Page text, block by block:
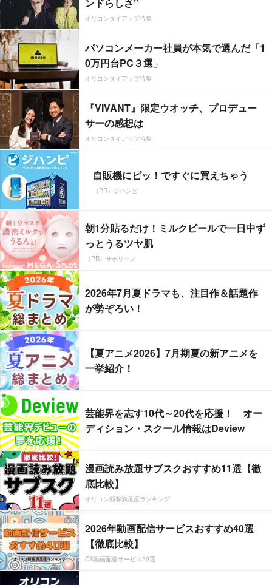
オリコンタイアップ特集
パソコンメーカー社員が本気で選んだ「1
0万円台PC３選」
オリコンタイアップ特集
『VIVANT』限定ウオッチ、プロデュー
サーの感想は
オリコンタイアップ特集
自販機にピッ！ですぐに買えちゃう
（PR）ジハンピ
朝1分貼るだけ！ミルクピールで一日中ず
っとうるツヤ肌
（PR）サボリーノ
2026年7月夏ドラマも、注目作＆話題作
が勢ぞろい！
【夏アニメ2026】7月期夏の新アニメを
一挙紹介！
芸能界を志す10代～20代を応援！ オー
ディション・スクール情報はDeview
漫画読み放題サブスクおすすめ11選【徹
底比較】
オリコン顧客満足度ランキング
2026年動画配信サービスおすすめ40選
【徹底比較】
CS動画配信サービス20選